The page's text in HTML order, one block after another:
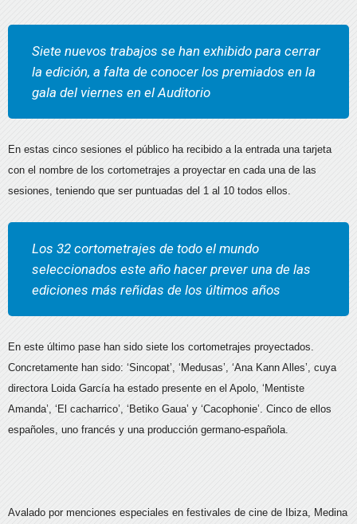
Siete nuevos trabajos se han exhibido para cerrar
la edición, a falta de conocer los premiados en la
gala del viernes en el Auditorio
En estas cinco sesiones el público ha recibido a la entrada una tarjeta
con el nombre de los cortometrajes a proyectar en cada una de las
sesiones, teniendo que ser puntuadas del 1 al 10 todos ellos.
Los 32 cortometrajes de todo el mundo
seleccionados este año hacer prever una de las
ediciones más reñidas de los últimos años
En este último pase han sido siete los cortometrajes proyectados.
Concretamente han sido: ‘Sincopat’, ‘Medusas’, ‘Ana Kann Alles’, cuya
directora Loida García ha estado presente en el Apolo, ‘Mentiste
Amanda’, ‘El cacharrico’, ‘Betiko Gaua’ y ‘Cacophonie’. Cinco de ellos
españoles, uno francés y una producción germano-española.
Avalado por menciones especiales en festivales de cine de Ibiza, Medina